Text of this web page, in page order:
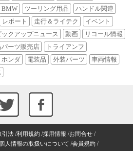
BMW ツーリング用品
ハンドル関連
レポート 走行＆ライテク
イベント
ックアップニュース 動画
リコール情報
パーツ販売店
トライアンフ
ホンダ 電装品 外装パーツ
車両情報
引法 利用規約 採用情報 お問合せ
人情報の取扱いについて 会員規約